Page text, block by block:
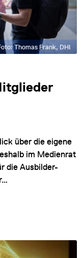
Thomas Frank, DHI
über die eigene
im Medienrat
die Ausbilder-